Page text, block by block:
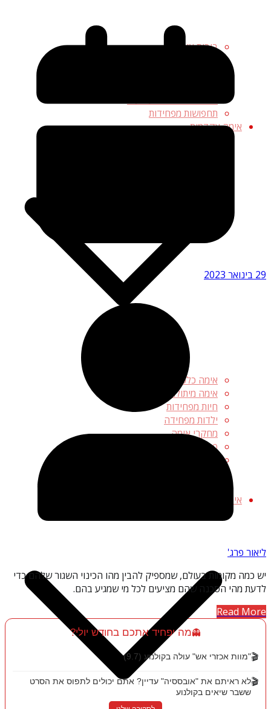
בובות אימה
תחפושות מפחידות
אימה אקדמית
אימה כלכלית
אימה מיתולוגית
חיות מפחידות
ילדות מפחידה
מחקרי אימה
פחדים מפחידים
אימה אמנותית
29 בינואר 2023
ליאור פרג'
יש כמה מקומות בעולם, שמספיק להבין מהו הכינוי השגור שלהם כדי
לדעת מהי הסכנה שהם מציעים לכל מי שמגיע בהם.
Read More
👻מה יפחיד אתכם בחודש יולי?
🎬"מוות אכזרי אש" עולה בקולנוע (9.7)
🎬לא ראיתם את "אובססיה" עדיין? אתם יכולים לתפוס את הסרט
ששבר שיאים בקולנוע